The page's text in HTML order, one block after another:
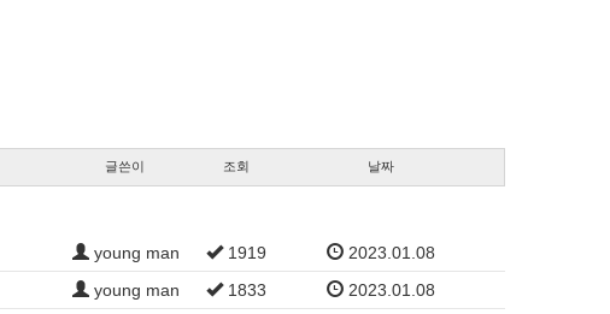
글쓴이 조회 날짜
young man 1919
2023.01.08
young man 1833
2023.01.08